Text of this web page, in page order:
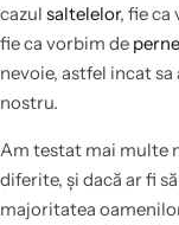
cazul saltelelor, fie ca
fie ca vorbim de perne
nevoie, astfel incat
nostru.
Am testat mai multe
diferite, și dacă ar fi
majoritatea